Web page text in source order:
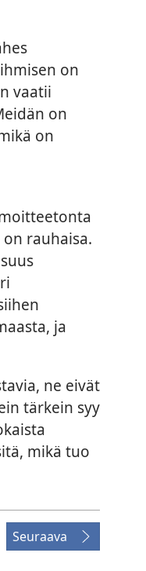
on
vaatii
on
on
rauhaisa.
ja
ne eivät
tärkein syy
mikä tuo
Seuraava